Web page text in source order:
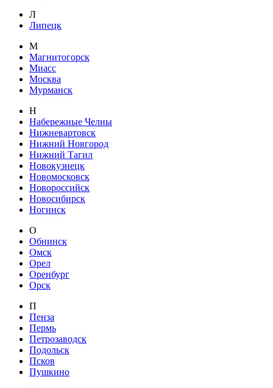
Л
Липецк
М
Магнитогорск
Миасс
Москва
Мурманск
Н
Набережные Челны
Нижневартовск
Нижний Новгород
Нижний Тагил
Новокузнецк
Новомосковск
Новороссийск
Новосибирск
Ногинск
О
Обнинск
Омск
Орел
Оренбург
Орск
П
Пенза
Пермь
Петрозаводск
Подольск
Псков
Пушкино